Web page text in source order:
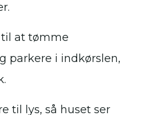
til at tømme
parkere i indkørslen,
til lys, så huset ser